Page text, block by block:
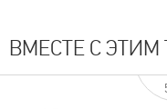
ВМЕСТЕ С